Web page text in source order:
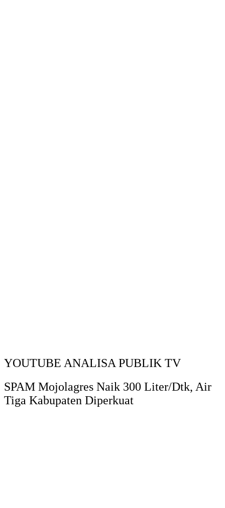
YOUTUBE ANALISA PUBLIK TV
SPAM Mojolagres Naik 300 Liter/Dtk, Air
Tiga Kabupaten Diperkuat